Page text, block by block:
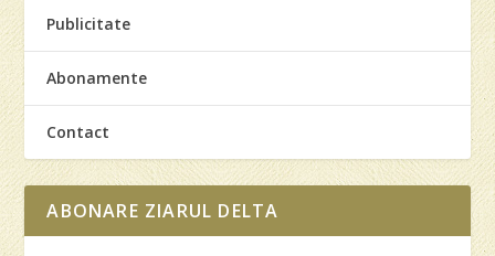
Publicitate
Abonamente
Contact
ABONARE ZIARUL DELTA